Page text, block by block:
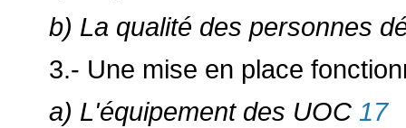
b) La qualité des personnes
3.- Une mise en place
a) L'équipement des UOC 17